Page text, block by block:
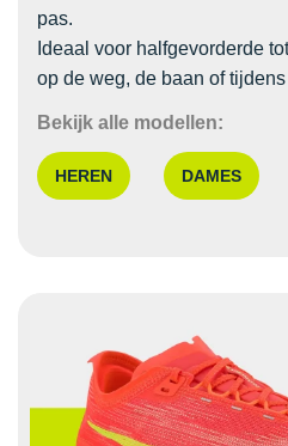
pas.
Ideaal voor halfgevorderde
op de weg, de baan of
Bekijk alle modellen:
HEREN DAMES